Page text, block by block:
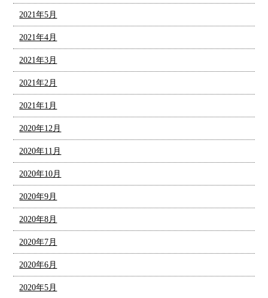
2021年5月
2021年4月
2021年3月
2021年2月
2021年1月
2020年12月
2020年11月
2020年10月
2020年9月
2020年8月
2020年7月
2020年6月
2020年5月